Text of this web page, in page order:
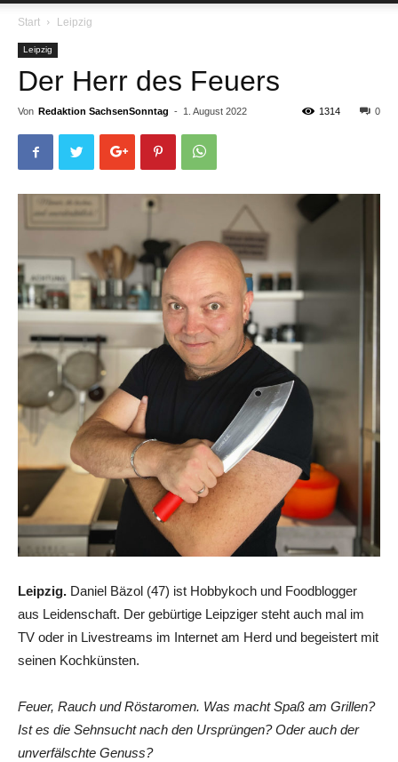
Start Leipzig
Leipzig
Der Herr des Feuers
Von Redaktion SachsenSonntag - 1. August 2022 0
1314
Leipzig. Daniel Bäzol (47) ist Hobbykoch und Foodblogger
aus Leidenschaft. Der gebürtige Leipziger steht auch mal im
TV oder in Livestreams im Internet am Herd und begeistert mit
seinen Kochkünsten.
Feuer, Rauch und Röstaromen. Was macht Spaß am Grillen?
Ist es die Sehnsucht nach den Ursprüngen? Oder auch der
unverfälschte Genuss?